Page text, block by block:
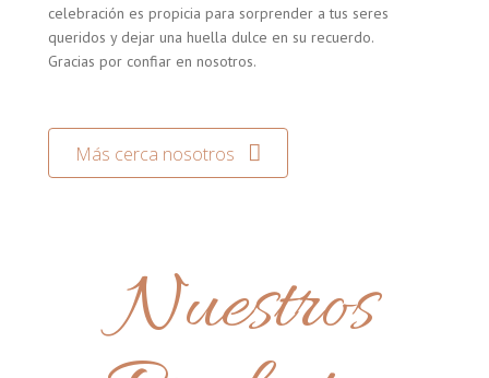
celebración es propicia para sorprender a tus seres
queridos y dejar una huella dulce en su recuerdo.
Gracias por confiar en nosotros.
Más cerca nosotros
Nuestros